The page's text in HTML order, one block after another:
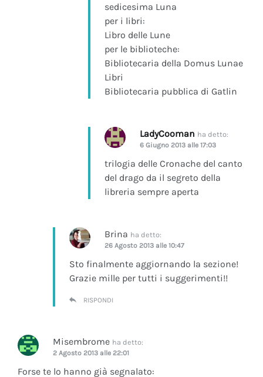
sedicesima Luna
per i libri:
Libro delle Lune
per le biblioteche:
Bibliotecaria della Domus Lunae
Libri
Bibliotecaria pubblica di Gatlin
LadyCooman ha detto:
6 Giugno 2013 alle 17:03
trilogia delle Cronache del canto
del drago da il segreto della
libreria sempre aperta
Brina ha detto:
26 Agosto 2013 alle 10:47
Sto finalmente aggiornando la sezione!
Grazie mille per tutti i suggerimenti!!
RISPONDI
Misembrome ha detto:
2 Agosto 2013 alle 22:01
Forse te lo hanno già segnalato: